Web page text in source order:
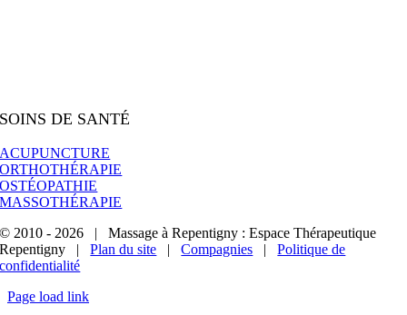
SOINS DE SANTÉ
ACUPUNCTURE
ORTHOTHÉRAPIE
OSTÉOPATHIE
MASSOTHÉRAPIE
© 2010 - 2026 | Massage à Repentigny : Espace Thérapeutique
Repentigny |Plan du site |Compagnies |Politique de
confidentialité
Page load link